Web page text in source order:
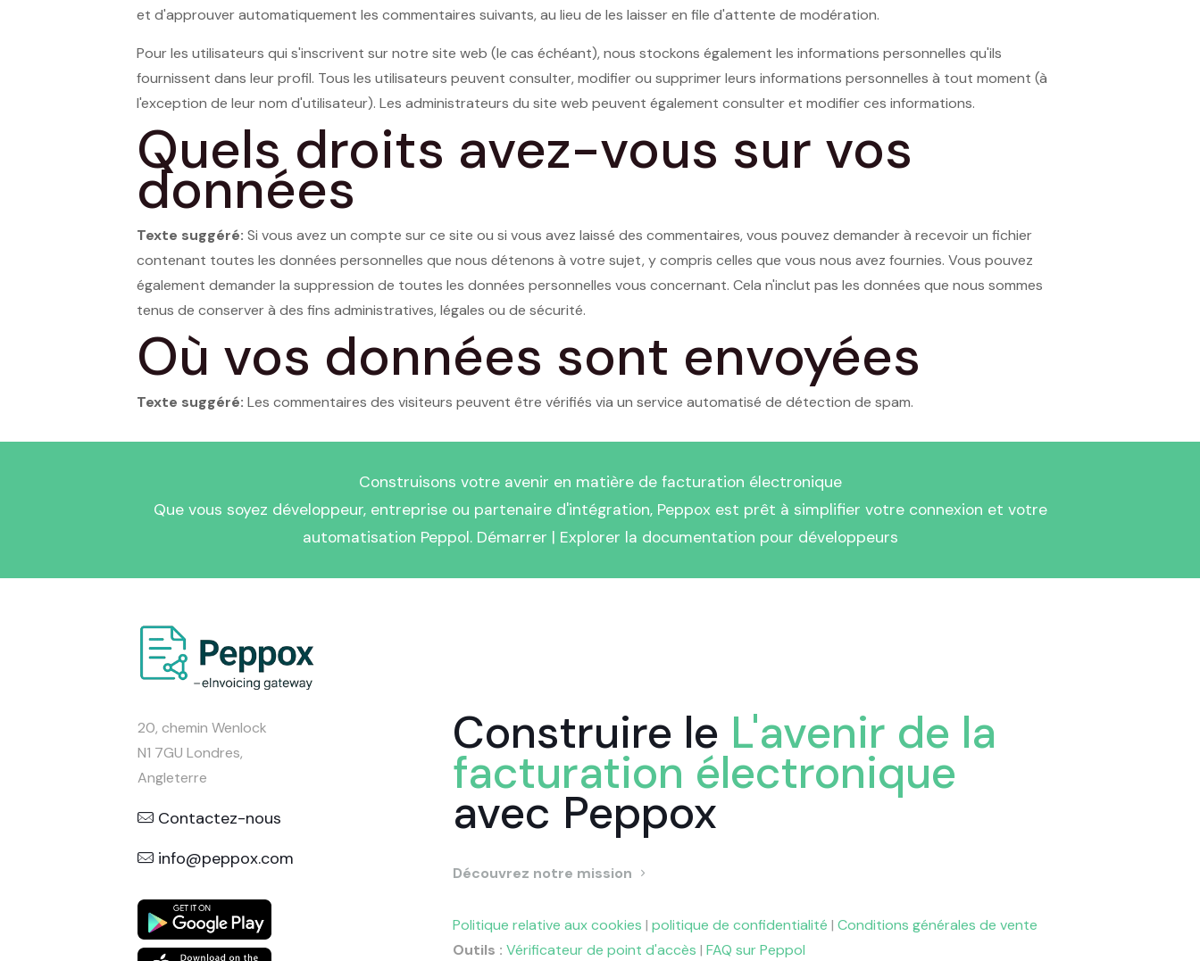
et d'approuver automatiquement les commentaires suivants, au lieu de les laisser en file d'attente de modération.
Pour les utilisateurs qui s'inscrivent sur notre site web (le cas échéant), nous stockons également les informations personnelles qu'ils
fournissent dans leur profil. Tous les utilisateurs peuvent consulter, modifier ou supprimer leurs informations personnelles à tout moment (à
l'exception de leur nom d'utilisateur). Les administrateurs du site web peuvent également consulter et modifier ces informations.
Quels droits avez-vous sur vos
données
Texte suggéré: Si vous avez un compte sur ce site ou si vous avez laissé des commentaires, vous pouvez demander à recevoir un fichier
contenant toutes les données personnelles que nous détenons à votre sujet, y compris celles que vous nous avez fournies. Vous pouvez
également demander la suppression de toutes les données personnelles vous concernant. Cela n'inclut pas les données que nous sommes
tenus de conserver à des fins administratives, légales ou de sécurité.
Où vos données sont envoyées
Texte suggéré: Les commentaires des visiteurs peuvent être vérifiés via un service automatisé de détection de spam.
Construisons votre avenir en matière de facturation électronique
Que vous soyez développeur, entreprise ou partenaire d'intégration, Peppox est prêt à simplifier votre connexion et votre
automatisation Peppol. Démarrer | Explorer la documentation pour développeurs
20, chemin Wenlock
N1 7GU Londres,
Angleterre
Contactez-nous
info@peppox.com
Construire le L'avenir de la
facturation électronique
avec Peppox
Découvrez notre mission
Politique relative aux cookies |politique de confidentialité |Conditions générales de vente
Outils :Vérificateur de point d'accès |FAQ sur Peppol